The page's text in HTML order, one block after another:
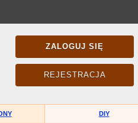
ZALOGUJ SIĘ
REJESTRACJA
DIY